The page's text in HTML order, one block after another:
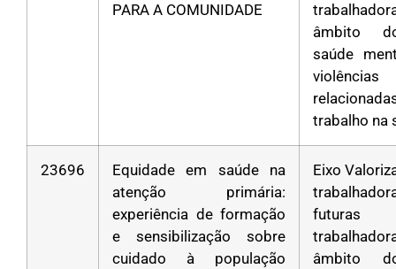
PARA A COMUNIDADE
âmbito
saúde
violências
trabalho na
23696
Equidade em saúde na
atenção primária:
experiência de formação
e sensibilização sobre
cuidado à população
Eixo
futuras
âmbito